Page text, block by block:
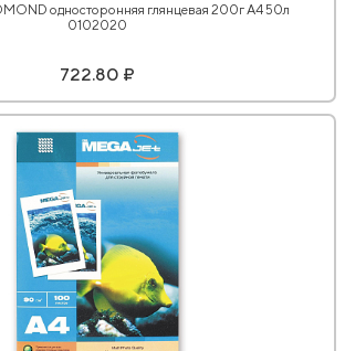
односторонняя глянцевая 200г A4 50л
0102020
722.80 ₽